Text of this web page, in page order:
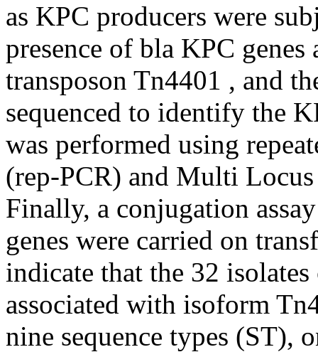
as KPC producers were
presence of bla KPC
transposon Tn4401 , and
sequenced to identify the
was performed using
(rep-PCR) and Multi
Finally, a conjugation
genes were carried on
indicate that the 32
associated with isoform
nine sequence types (ST),